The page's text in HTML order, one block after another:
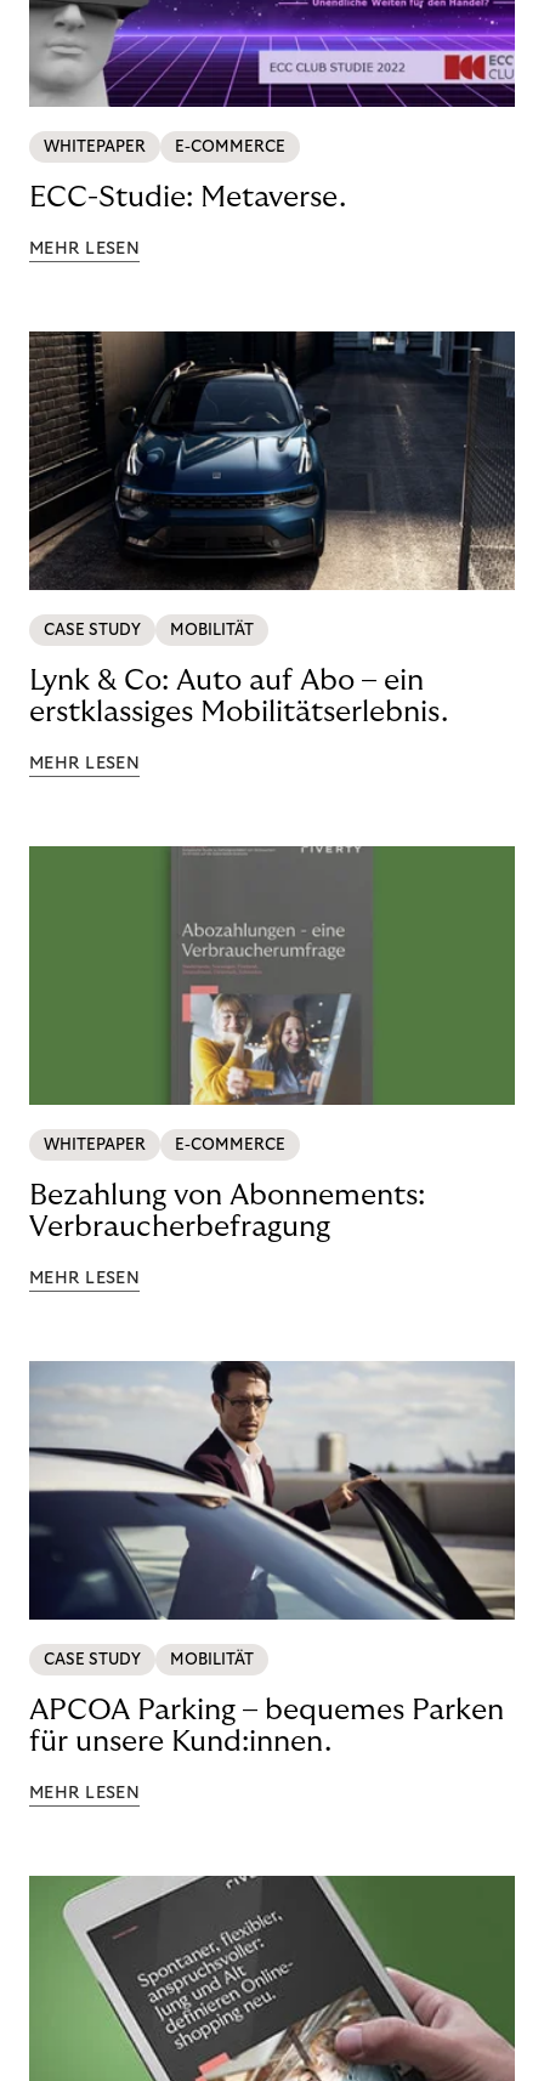
WHITEPAPER E-COMMERCE
ECC-Studie: Metaverse.
MEHR LESEN
CASE STUDY MOBILITÄT
Lynk & Co: Auto auf Abo – ein
erstklassiges Mobilitätserlebnis.
MEHR LESEN
WHITEPAPER E-COMMERCE
Bezahlung von Abonnements:
Verbraucherbefragung
MEHR LESEN
CASE STUDY MOBILITÄT
APCOA Parking – bequemes Parken
für unsere Kund:innen.
MEHR LESEN